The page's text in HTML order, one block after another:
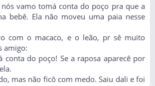
vamo tomá conta do poço pra que a
bebê. Ela não moveu uma paia nesse
com o macaco, e o leão, pr sê muito
amigo:
conta do poço! Se a raposa aparecê por
mas não ficô com medo. Saiu dali e foi